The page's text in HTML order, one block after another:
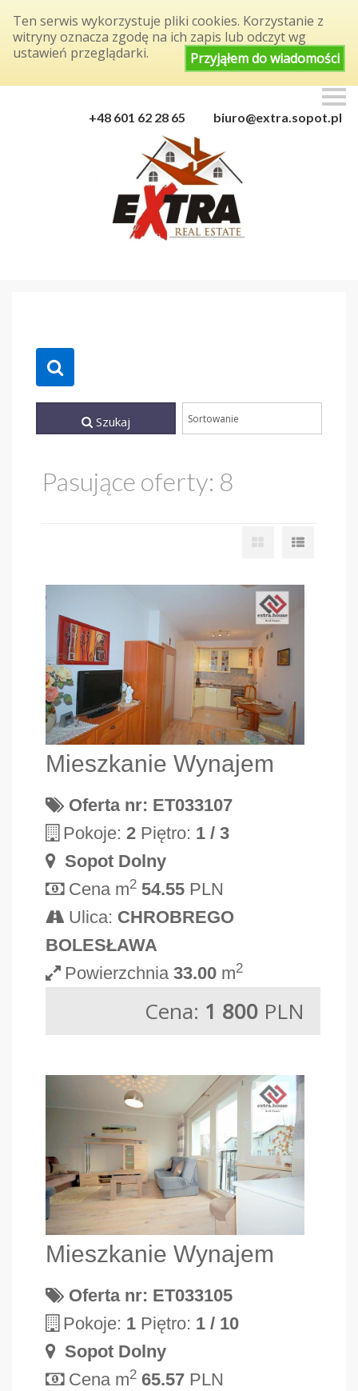
Ten serwis wykorzystuje pliki cookies. Korzystanie z
witryny oznacza zgodę na ich zapis lub odczyt wg
ustawień przeglądarki.
Przyjąłem do wiadomości
+48 601 62 28 65 biuro@extra.sopot.pl
S
k
i
Szukaj
Pasujące oferty: 8
Mieszkanie Wynajem
Oferta nr: ET033107
Pokoje:2 Piętro: 1 / 3
Sopot Dolny
Cena m2 54.55 PLN
Ulica: CHROBREGO
BOLESŁAWA
Powierzchnia33.00 m2
Cena: 1 800 PLN
Mieszkanie Wynajem
Oferta nr: ET033105
Pokoje: 1 Piętro: 1 / 10
Sopot Dolny
Cena m2 65.57 PLN